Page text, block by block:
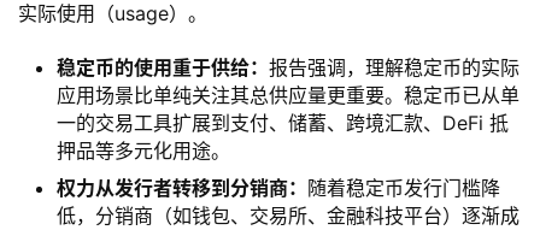
实际使用（usage）。
稳定币的使用重于供给： 报告强调，理解稳定币的实际
应用场景比单纯关注其总供应量更重要。稳定币已从单
一的交易工具扩展到支付、储蓄、跨境汇款、DeFi 抵
押品等多元化用途。
权力从发行者转移到分销商： 随着稳定币发行门槛降
低，分销商（如钱包、交易所、金融科技平台）逐渐成